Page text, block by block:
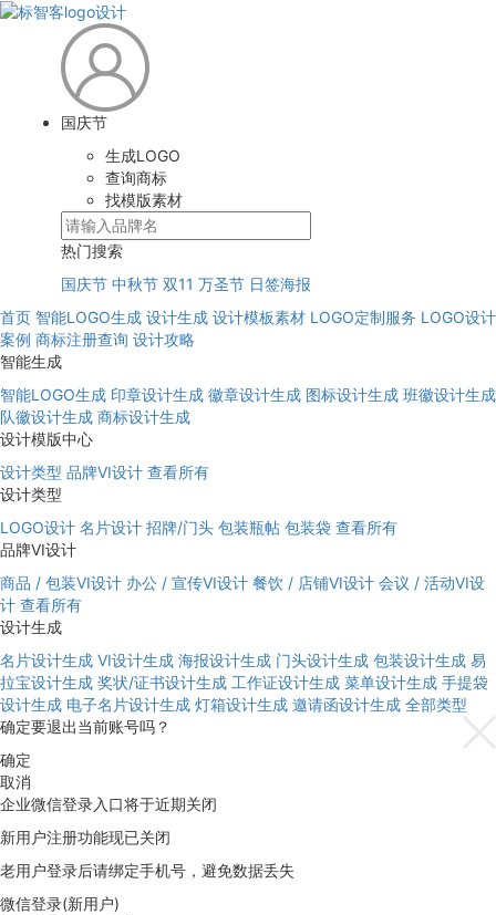
国庆节
生成LOGO
查询商标
找模版素材
热门搜索
国庆节 中秋节 双11 万圣节 日签海报
首页 智能LOGO生成 设计生成 设计模板素材 LOGO定制服务 LOGO设计
案例 商标注册查询 设计攻略
智能生成
智能LOGO生成 印章设计生成 徽章设计生成 图标设计生成 班徽设计生成
队徽设计生成 商标设计生成
设计模版中心
设计类型 品牌VI设计 查看所有
设计类型
LOGO设计 名片设计 招牌/门头 包装瓶帖 包装袋 查看所有
品牌VI设计
商品 / 包装VI设计 办公 / 宣传VI设计 餐饮 / 店铺VI设计 会议 / 活动VI设
计 查看所有
设计生成
名片设计生成 VI设计生成 海报设计生成 门头设计生成 包装设计生成 易
拉宝设计生成 奖状/证书设计生成 工作证设计生成 菜单设计生成 手提袋
设计生成 电子名片设计生成 灯箱设计生成 邀请函设计生成 全部类型
确定要退出当前账号吗？
确定
取消
企业微信登录入口将于近期关闭
新用户注册功能现已关闭
老用户登录后请绑定手机号，避免数据丢失
微信登录(新用户)